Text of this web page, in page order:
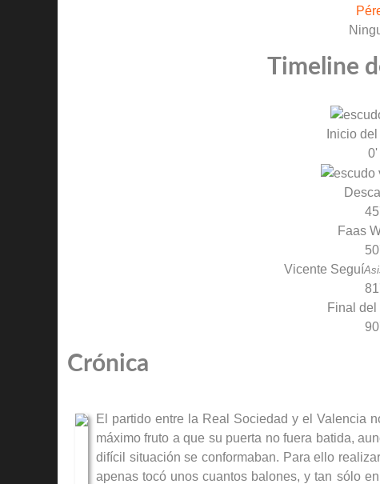
Timeline
Inicio
0'
Faas
Vicente Seguí
Final
Crónica
El partido entre la Real Sociedad y el Valencia
máximo fruto a que su puerta no fuera batida,
difícil situación se conformaban. Para ello
apenas tocó unos cuantos balones, y tan sólo